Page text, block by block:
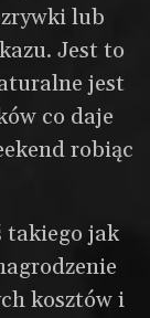
lub
Jest to
jest
co daje
robiąc
takiego jak
kosztów i